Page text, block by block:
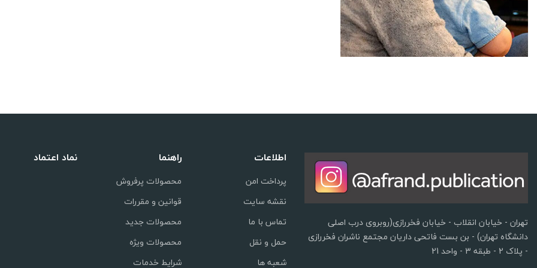
تهران - خیابان انقلاب - خیابان فخررازی(روبروی درب اصلی
دانشگاه تهران) - بن بست فاتحی داریان مجتمع ناشران فخررازی
- پلاک 2 - طبقه 3 - واحد 21
اطلاعات
پرداخت امن
نقشه سایت
تماس با ما
حمل و نقل
شعبه ها
راهنما
محصولات پرفروش
قوانین و مقررات
محصولات جدید
محصولات ویژه
شرایط خدمات
نماد اعتماد